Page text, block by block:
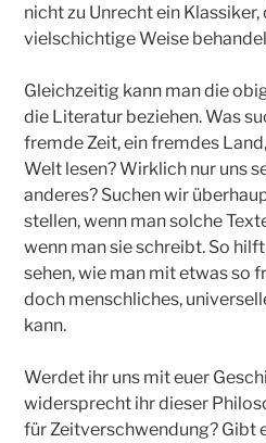
nicht zu Unrecht ein
vielschichtige Weise
Gleichzeitig kann man die
die Literatur beziehen. Was
fremde Zeit, ein fremdes
Welt lesen? Wirklich nur uns
anderes? Suchen wir
stellen, wenn man solche
wenn man sie schreibt. So
sehen, wie man mit etwas so
doch menschliches,
kann.
Werdet ihr uns mit euer
widersprecht ihr dieser
für Zeitverschwendung? Gibt